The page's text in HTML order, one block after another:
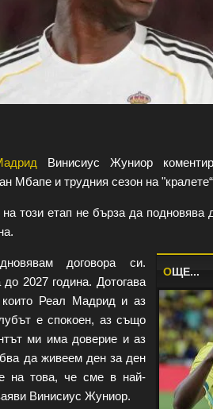
Винисиус Жуниор
Мбапе и трудния сезон на
този етап не бърза да подновява
OЩЕ...
договора си.
2027 година. Дотогава
Реал Мадрид и аз
е спокоен, аз също
ми има доверие и аз
да живеем ден за ден
на това, че сме в най-
Винисиус Жуниор.